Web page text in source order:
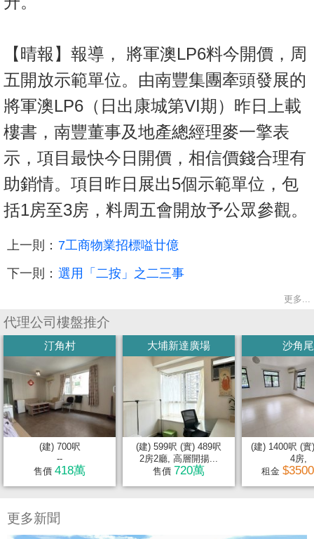
【晴報】報導， 將軍澳LP6料今開價，周
五開放示範單位。由南豐集團牽頭發展的
將軍澳LP6（日出康城第VI期）昨日上載
樓書，南豐董事及地產總經理麥一擎表
示，項目最快今日開價，相信價錢合理有
助銷情。項目昨日展出5個示範單位，包
括1房至3房，料周五會開放予公眾參觀。
上一則： 7工商物業招標嗌廿億
下一則： 選用「二按」之二三事
更多...
代理公司樓盤推介
汀角村
(建) 700呎
--
售價 418萬
大埔新達廣場
(建) 599呎 (實) 489呎
2房2廳, 高層開揚...
售價 720萬
沙角尾
(建) 1400呎 (實
4房,
租金
更多新聞